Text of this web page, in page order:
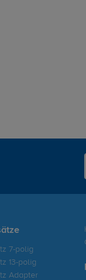
7-polig
13-polig
Adapter